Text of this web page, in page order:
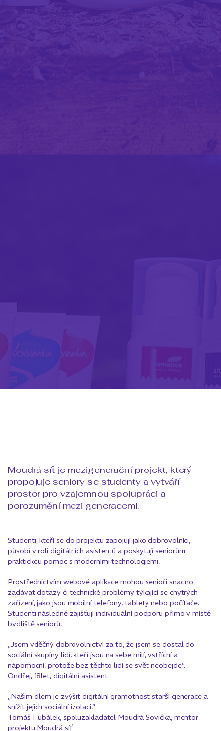
Moudrá síť je mezigenerační projekt, který
propojuje seniory se studenty a vytváří
prostor pro vzájemnou spolupráci a
porozumění mezi generacemi.
Studenti, kteří se do projektu zapojují jako dobrovolníci,
působí v roli digitálních asistentů a poskytují seniorům
praktickou pomoc s moderními technologiemi.
Prostřednictvím webové aplikace mohou senioři snadno
zadávat dotazy či technické problémy týkající se chytrých
zařízení, jako jsou mobilní telefony, tablety nebo počítače.
Studenti následně zajišťují individuální podporu přímo v místě
bydliště seniorů.
„Jsem vděčný dobrovolnictví za to, že jsem se dostal do
sociální skupiny lidí, kteří jsou na sebe milí, vstřícní a
nápomocní, protože bez těchto lidí se svět neobejde”.
Ondřej, 18let, digitální asistent
„Našim cílem je zvýšit digitální gramotnost starší generace a
snížit jejich sociální izolaci.”
Tomáš Hubálek, spoluzakladatel Moudrá Sovička, mentor
projektu Moudrá síť